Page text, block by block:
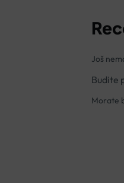
Još
Budite
Morate